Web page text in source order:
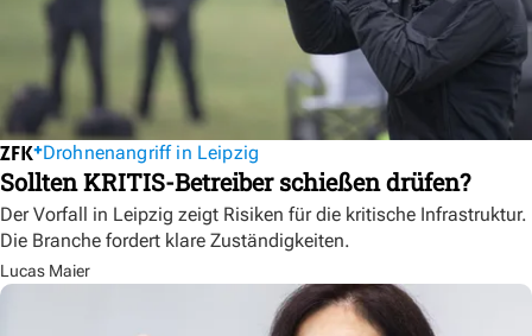
Drohnenangriff in Leipzig
Sollten KRITIS-Betreiber schießen drüfen?
Der Vorfall in Leipzig zeigt Risiken für die kritische Infrastruktur.
Die Branche fordert klare Zuständigkeiten.
Lucas Maier